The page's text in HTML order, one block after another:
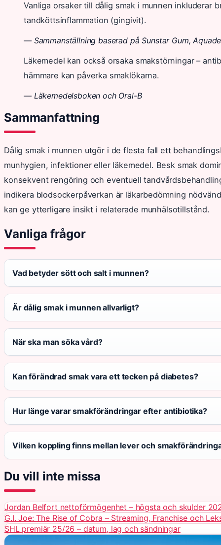
Vanliga orsaker till dålig smak i munnen inkluderar
tandköttsinflammation (gingivit).
— Sammanställning baserad på Sunstar Gum,
Läkemedel kan också orsaka smakstörningar –
hämmare kan påverka smaklökarna.
— Läkemedelsboken och Oral-B
Sammanfattning
Dålig smak i munnen utgör i de flesta fall ett
munhygien, infektioner eller läkemedel. Besk smak
konsekvent rengöring och eventuell
indikera blodsockerpåverkan är läkarbedömning
kan ge ytterligare insikt i relaterade munhälsotillstånd.
Vanliga frågor
Vad betyder sött och salt i munnen?
Är dålig smak i munnen allvarligt?
När ska man söka vård?
Kan förändrad smak vara ett tecken på diabetes?
Hur länge varar smakförändringar efter antibiotika?
Vilken koppling finns mellan lever och
Du vill inte missa
Jordan Belfort nettoförmögenhet – högsta och skulder
G.I. Joe: The Rise of Cobra – Streaming, Franchise och
SHL premiär 25/26 – datum, lag och sändningar